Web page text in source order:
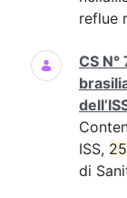
reflue
CS N°
ISS, 25
di